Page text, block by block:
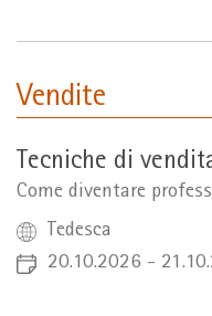
Vendite
Tecniche di
Come diventare
Tedesca
20.10.2026 -